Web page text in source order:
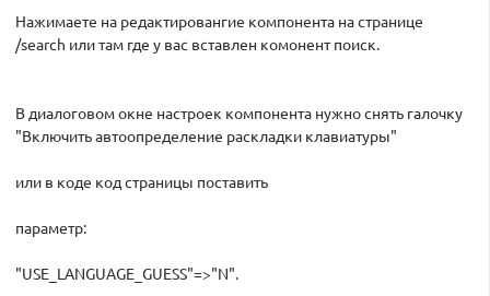
Нажимаете на редактировангие компонента на странице
/search или там где у вас вставлен комонент поиск.
В диалоговом окне настроек компонента нужно снять галочку
"Включить автоопределение раскладки клавиатуры"
или в коде код страницы поставить
параметр:
"USE_LANGUAGE_GUESS"=>"N".